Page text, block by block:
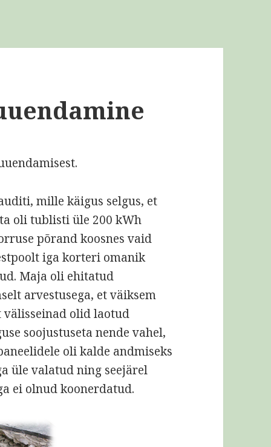
mille käigus selgus, et
oli tublisti üle 200 kWh
põrand koosnes vaid
iga korteri omanik
Maja oli ehitatud
arvestusega, et väiksem
välisseinad olid laotud
soojustuseta nende vahel,
oli kalde andmiseks
üle valatud ning seejärel
ei olnud koonerdatud.